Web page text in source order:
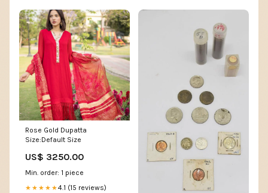
Rose Gold Dupatta
Size:Default Size
US$ 3250.00
Min. order: 1 piece
★★★★★4.1 (15 reviews)